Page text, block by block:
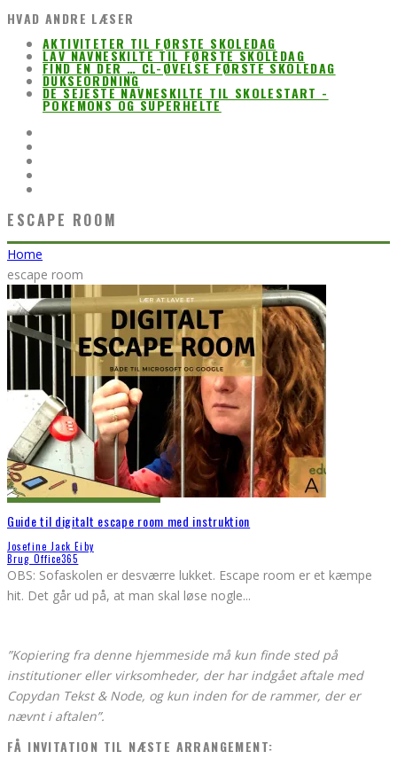
HVAD ANDRE LÆSER
AKTIVITETER TIL FØRSTE SKOLEDAG
LAV NAVNESKILTE TIL FØRSTE SKOLEDAG
FIND EN DER … CL-ØVELSE FØRSTE SKOLEDAG
DUKSEORDNING
DE SEJESTE NAVNESKILTE TIL SKOLESTART -
POKEMONS OG SUPERHELTE
ESCAPE ROOM
Home
escape room
Guide til digitalt escape room med instruktion
Josefine Jack Eiby
Brug Office365
OBS: Sofaskolen er desværre lukket. Escape room er et kæmpe
hit. Det går ud på, at man skal løse nogle...
”Kopiering fra denne hjemmeside må kun finde sted på
institutioner eller virksomheder, der har indgået aftale med
Copydan Tekst & Node, og kun inden for de rammer, der er
nævnt i aftalen”.
FÅ INVITATION TIL NÆSTE ARRANGEMENT: